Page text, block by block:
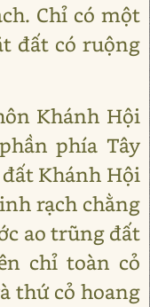
Chỉ có một
đất có ruộng
Khánh Hội
phía Tây
Khánh Hội
rạch chằng
ao trũng đất
chỉ toàn cỏ
thứ cỏ hoang